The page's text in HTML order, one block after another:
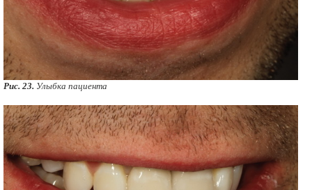
Рис. 23. Улыбка пациента